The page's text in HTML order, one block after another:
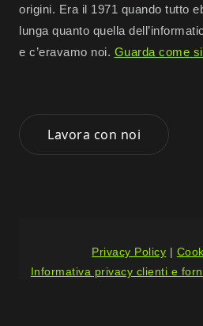
origini. Era il 1971 quando tutto
lunga quanto quella
e c’eravamo noi. Guarda come
Lavora con noi
Privacy Policy |
Informativa privacy clienti e